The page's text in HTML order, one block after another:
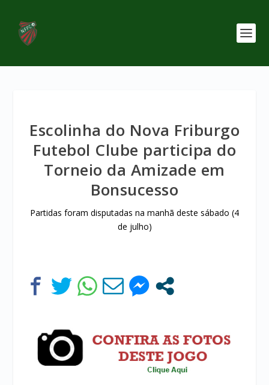
Escolinha do Nova Friburgo
Futebol Clube participa do
Torneio da Amizade em
Bonsucesso
Partidas foram disputadas na manhã deste sábado (4
de julho)